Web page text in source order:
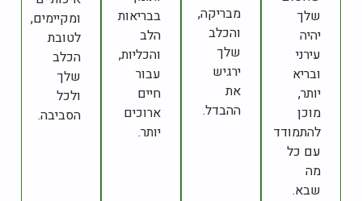
שלך
יהיה
עירני
ובריא
יותר,
מוכן
להתמודד
עם כל
מה
שבא.
מבריקה,
והכלב
שלך
ירגיש
את
ההבדל.
בבריאות
הלב
והכליות,
עבור
חיים
ארוכים
יותר.
ומקיימים,
לטובת
הכלב
שלך
ולכל
הסביבה.